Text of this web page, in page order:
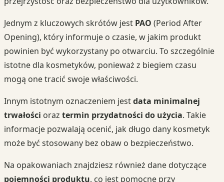
Jednym z kluczowych skrótów jest PAO (Period After
Opening), który informuje o czasie, w jakim produkt
powinien być wykorzystany po otwarciu. To szczególnie
istotne dla kosmetyków, ponieważ z biegiem czasu
mogą one tracić swoje właściwości.
Innym istotnym oznaczeniem jestdata minimalnej
trwałości oraz termin przydatności do użycia. Takie
informacje pozwalają ocenić, jak długo dany kosmetyk
może być stosowany bez obaw o bezpieczeństwo.
Na opakowaniach znajdziesz również dane dotyczące
pojemności produktu, co jest pomocne przy